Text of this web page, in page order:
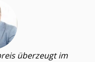
überzeugt im